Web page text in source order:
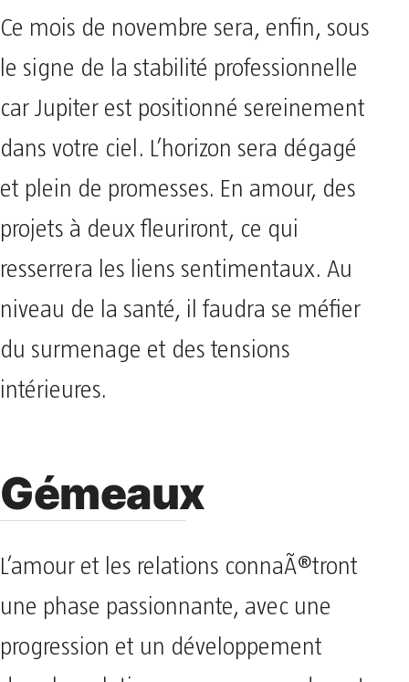
Ce mois de novembre sera, enfin, sous
le signe de la stabilité professionnelle
car Jupiter est positionné sereinement
dans votre ciel. L’horizon sera dégagé
et plein de promesses. En amour, des
projets à deux fleuriront, ce qui
resserrera les liens sentimentaux. Au
niveau de la santé, il faudra se méfier
du surmenage et des tensions
intérieures.
Gémeaux
L’amour et les relations connaÃ®tront
une phase passionnante, avec une
progression et un développement